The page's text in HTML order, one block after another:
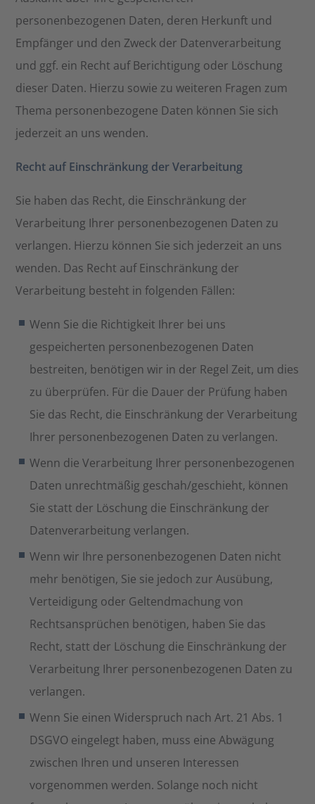
personenbezogenen Daten, deren Herkunft und
Empfänger und den Zweck der Datenverarbeitung
und ggf. ein Recht auf Berichtigung oder Löschung
dieser Daten. Hierzu sowie zu weiteren Fragen zum
Thema personenbezogene Daten können Sie sich
jederzeit an uns wenden.
Recht auf Einschränkung der Verarbeitung
Sie haben das Recht, die Einschränkung der
Verarbeitung Ihrer personenbezogenen Daten zu
verlangen. Hierzu können Sie sich jederzeit an uns
wenden. Das Recht auf Einschränkung der
Verarbeitung besteht in folgenden Fällen:
Wenn Sie die Richtigkeit Ihrer bei uns
gespeicherten personenbezogenen Daten
bestreiten, benötigen wir in der Regel Zeit, um dies
zu überprüfen. Für die Dauer der Prüfung haben
Sie das Recht, die Einschränkung der Verarbeitung
Ihrer personenbezogenen Daten zu verlangen.
Wenn die Verarbeitung Ihrer personenbezogenen
Daten unrechtmäßig geschah/geschieht, können
Sie statt der Löschung die Einschränkung der
Datenverarbeitung verlangen.
Wenn wir Ihre personenbezogenen Daten nicht
mehr benötigen, Sie sie jedoch zur Ausübung,
Verteidigung oder Geltendmachung von
Rechtsansprüchen benötigen, haben Sie das
Recht, statt der Löschung die Einschränkung der
Verarbeitung Ihrer personenbezogenen Daten zu
verlangen.
Wenn Sie einen Widerspruch nach Art. 21 Abs. 1
DSGVO eingelegt haben, muss eine Abwägung
zwischen Ihren und unseren Interessen
vorgenommen werden. Solange noch nicht